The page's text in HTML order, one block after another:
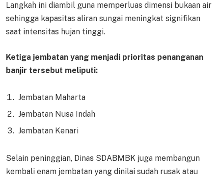
Langkah ini diambil guna memperluas dimensi bukaan air
sehingga kapasitas aliran sungai meningkat signifikan
saat intensitas hujan tinggi.
Ketiga jembatan yang menjadi prioritas penanganan
banjir tersebut meliputi:
Jembatan Maharta
Jembatan Nusa Indah
Jembatan Kenari
Selain peninggian, Dinas SDABMBK juga membangun
kembali enam jembatan yang dinilai sudah rusak atau